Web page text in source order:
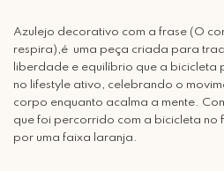
Azulejo decorativo com a frase (O
respira),é uma peça criada para
liberdade e equilíbrio que a
no lifestyle ativo, celebrando o
corpo enquanto acalma a mente.
que foi percorrido com a bicicleta no
por uma faixa laranja.